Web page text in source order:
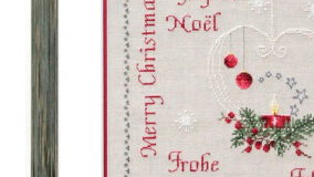
Kasse
Mein Konto